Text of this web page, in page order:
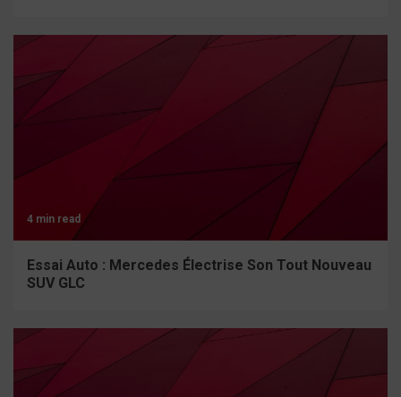
4 min read
Essai Auto : Mercedes Électrise Son Tout Nouveau
SUV GLC